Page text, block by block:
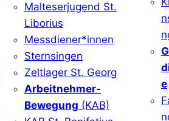
Malteserjugend St.
Liborius
Messdiener*innen
Sternsingen
Zeltlager St. Georg
Arbeitnehmer-
Bewegung (KAB)
e